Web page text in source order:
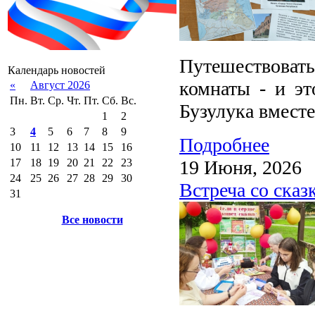
Календарь новостей
«
Август 2026
Пн. Вт. Ср. Чт. Пт. Сб. Вс.
1
2
3
4 5 6 7 8
9
10
11 12 13 14 15
16
17
18 19 20 21 22
23
24
25 26 27 28 29
30
31
Все новости
комнаты - и
Бузулука
Подробнее
19 Июня, 2026
Встреча со